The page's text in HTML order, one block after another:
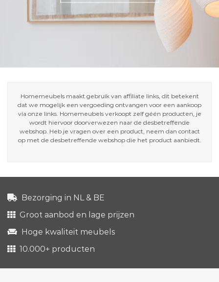
Homemeubels maakt gebruik van affiliate links, dit betekent
dat we mogelijk een vergoeding ontvangen voor een aankoop
via onze links. Homemeubels verkoopt zelf géén producten, je
wordt hiervoor doorverwezen naar de desbetreffende
webshop. Heb je vragen over een product, neem dan contact
op met de desbetreffende webshop die het product aanbiedt.
Bezorging in NL & BE
Groot aanbod en lage prijzen
Hoge kwaliteit meubels
10.000+ producten